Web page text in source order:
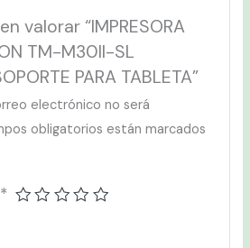
valorar “IMPRESORA
TM-M30II-SL
PARA TABLETA”
electrónico no será
obligatorios están marcados
*